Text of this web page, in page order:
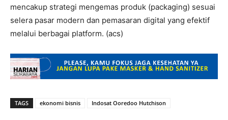
mencakup strategi mengemas produk (packaging) sesuai
selera pasar modern dan pemasaran digital yang efektif
melalui berbagai platform. (acs)
TAGS ekonomi bisnis Indosat Ooredoo Hutchison